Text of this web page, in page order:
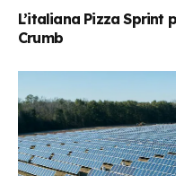
L’italiana Pizza Sprint
Crumb